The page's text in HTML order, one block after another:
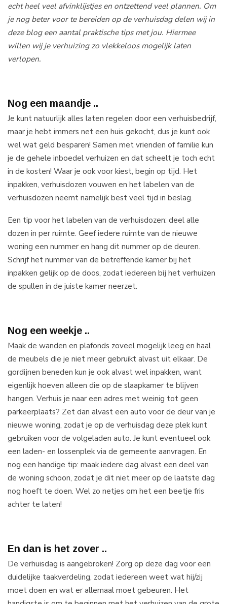
echt heel veel afvinklijstjes en ontzettend veel plannen. Om
je nog beter voor te bereiden op de verhuisdag delen wij in
deze blog een aantal praktische tips met jou. Hiermee
willen wij je verhuizing zo vlekkeloos mogelijk laten
verlopen.
Nog een maandje ..
Je kunt natuurlijk alles laten regelen door een verhuisbedrijf,
maar je hebt immers net een huis gekocht, dus je kunt ook
wel wat geld besparen! Samen met vrienden of familie kun
je de gehele inboedel verhuizen en dat scheelt je toch echt
in de kosten! Waar je ook voor kiest, begin op tijd. Het
inpakken, verhuisdozen vouwen en het labelen van de
verhuisdozen neemt namelijk best veel tijd in beslag.
Een tip voor het labelen van de verhuisdozen: deel alle
dozen in per ruimte. Geef iedere ruimte van de nieuwe
woning een nummer en hang dit nummer op de deuren.
Schrijf het nummer van de betreffende kamer bij het
inpakken gelijk op de doos, zodat iedereen bij het verhuizen
de spullen in de juiste kamer neerzet.
Nog een weekje ..
Maak de wanden en plafonds zoveel mogelijk leeg en haal
de meubels die je niet meer gebruikt alvast uit elkaar. De
gordijnen beneden kun je ook alvast wel inpakken, want
eigenlijk hoeven alleen die op de slaapkamer te blijven
hangen. Verhuis je naar een adres met weinig tot geen
parkeerplaats? Zet dan alvast een auto voor de deur van je
nieuwe woning, zodat je op de verhuisdag deze plek kunt
gebruiken voor de volgeladen auto. Je kunt eventueel ook
een laden- en lossenplek via de gemeente aanvragen. En
nog een handige tip: maak iedere dag alvast een deel van
de woning schoon, zodat je dit niet meer op de laatste dag
nog hoeft te doen. Wel zo netjes om het een beetje fris
achter te laten!
En dan is het zover ..
De verhuisdag is aangebroken! Zorg op deze dag voor een
duidelijke taakverdeling, zodat iedereen weet wat hij/zij
moet doen en wat er allemaal moet gebeuren. Het